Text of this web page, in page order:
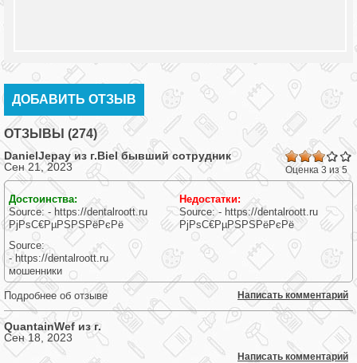
ДОБАВИТЬ ОТЗЫВ
ОТЗЫВЫ (274)
Оценка 3 из 5
DanielJepay из г.Biel бывший сотрудник
Сен 21, 2023
Достоинства:
Source: - https://dentalroott.ru
РјРѕС€РµРЅРЅРёРєРё
Недостатки:
Source: - https://dentalroott.ru
РјРѕС€РµРЅРЅРёРєРё
Source:
- https://dentalroott.ru
мошенники
Подробнее об отзыве Написать комментарий
QuantainWef из г.
Сен 18, 2023
Написать комментарий